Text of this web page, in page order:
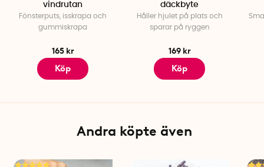
vindrutan
Fönsterputs, isskrapa och
gummiskrapa
165 kr
Köp
däckbyte
Håller hjulet på plats och
sparar på ryggen
169 kr
Köp
Andra köpte även